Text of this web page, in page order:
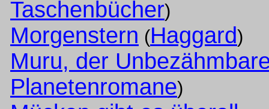
Taschenbücher)
Morgenstern (Haggard)
Muru, der
Planetenromane)